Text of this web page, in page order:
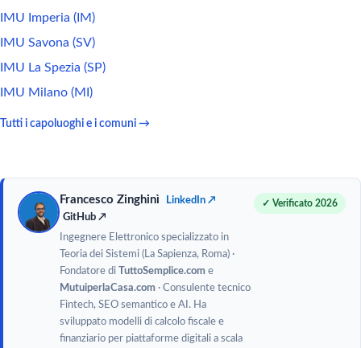
IMU Imperia (IM)
IMU Savona (SV)
IMU La Spezia (SP)
IMU Milano (MI)
Tutti i capoluoghi e i comuni →
Francesco Zinghinì
LinkedIn ↗
GitHub ↗
Ingegnere Elettronico specializzato in
Teoria dei Sistemi (La Sapienza, Roma) ·
Fondatore di TuttoSemplice.com e
MutuiperlaCasa.com · Consulente tecnico
Fintech, SEO semantico e AI. Ha
sviluppato modelli di calcolo fiscale e
finanziario per piattaforme digitali a scala
✓ Verificato 2026